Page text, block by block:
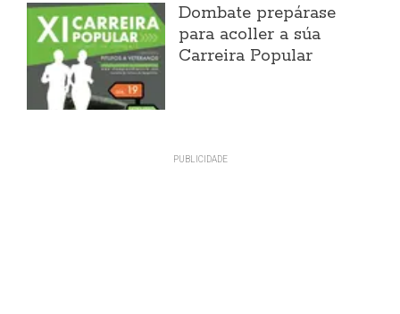
Dombate prepárase
para acoller a súa
Carreira Popular